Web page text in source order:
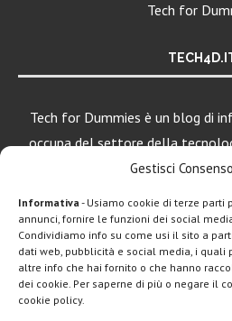
Gestisci
Informativa - Usiamo cookie di terze parti
annunci, fornire le funzioni dei social
Condividiamo info su come usi il sito a
dati web, pubblicità e social media, i quali
altre info che hai fornito o che hanno
dei cookie. Per saperne di più o negare il
cookie policy.
Tech for
Tech for Dummies è un blog di
occupa del settore della
una particolare attenzione al
LEGGI ANCHE
Google lancia
Search Live con